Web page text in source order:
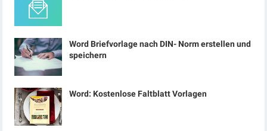
Word Briefvorlage nach DIN- Norm erstellen und
speichern
Word: Kostenlose Faltblatt Vorlagen